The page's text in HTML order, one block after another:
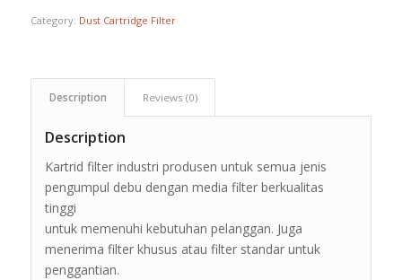
Category: Dust Cartridge Filter
Description Reviews (0)
Description
Kartrid filter industri produsen untuk semua jenis
pengumpul debu dengan media filter berkualitas
tinggi
untuk memenuhi kebutuhan pelanggan. Juga
menerima filter khusus atau filter standar untuk
penggantian.